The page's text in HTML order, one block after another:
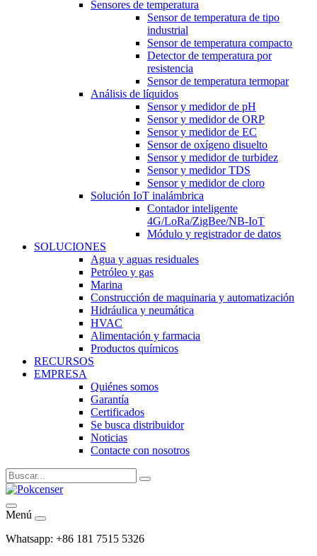
Sensores de temperatura
Sensor de temperatura de tipo
industrial
Sensor de temperatura compacto
Detector de temperatura por
resistencia
Sensor de temperatura termopar
Análisis de líquidos
Sensor y medidor de pH
Sensor y medidor de ORP
Sensor y medidor de EC
Sensor de oxígeno disuelto
Sensor y medidor de turbidez
Sensor y medidor TDS
Sensor y medidor de cloro
Solución IoT inalámbrica
Contador inteligente
4G/LoRa/ZigBee/NB-IoT
Módulo y registrador de datos
SOLUCIONES
Agua y aguas residuales
Petróleo y gas
Marina
Construcción de maquinaria y automatización
Hidráulica y neumática
HVAC
Alimentación y farmacia
Productos químicos
RECURSOS
EMPRESA
Quiénes somos
Garantía
Certificados
Se busca distribuidor
Noticias
Contacte con nosotros
Menú
Whatsapp: +86 181 7515 5326